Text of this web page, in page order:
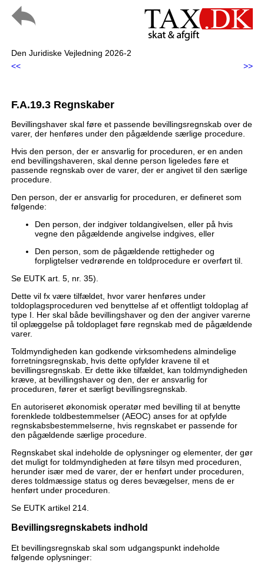
Den Juridiske Vejledning 2026-2
<<
>>
F.A.19.3 Regnskaber
Bevillingshaver skal føre et passende bevillingsregnskab over de
varer, der henføres under den pågældende særlige procedure.
Hvis den person, der er ansvarlig for proceduren, er en anden
end bevillingshaveren, skal denne person ligeledes føre et
passende regnskab over de varer, der er angivet til den særlige
procedure.
Den person, der er ansvarlig for proceduren, er defineret som
følgende:
Den person, der indgiver toldangivelsen, eller på hvis
vegne den pågældende angivelse indgives, eller
Den person, som de pågældende rettigheder og
forpligtelser vedrørende en toldprocedure er overført til.
Se EUTK art. 5, nr. 35).
Dette vil fx være tilfældet, hvor varer henføres under
toldoplagsproceduren ved benyttelse af et offentligt toldoplag af
type I. Her skal både bevillingshaver og den der angiver varerne
til oplæggelse på toldoplaget føre regnskab med de pågældende
varer.
Toldmyndigheden kan godkende virksomhedens almindelige
forretningsregnskab, hvis dette opfylder kravene til et
bevillingsregnskab. Er dette ikke tilfældet, kan toldmyndigheden
kræve, at bevillingshaver og den, der er ansvarlig for
proceduren, fører et særligt bevillingsregnskab.
En autoriseret økonomisk operatør med bevilling til at benytte
forenklede toldbestemmelser (AEOC) anses for at opfylde
regnskabsbestemmelserne, hvis regnskabet er passende for
den pågældende særlige procedure.
Regnskabet skal indeholde de oplysninger og elementer, der gør
det muligt for toldmyndigheden at føre tilsyn med proceduren,
herunder især med de varer, der er henført under proceduren,
deres toldmæssige status og deres bevægelser, mens de er
henført under proceduren.
Se EUTK artikel 214.
Bevillingsregnskabets indhold
Et bevillingsregnskab skal som udgangspunkt indeholde
følgende oplysninger: